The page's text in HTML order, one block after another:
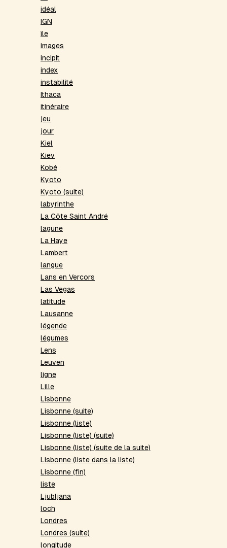
idéal
IGN
île
images
incipit
index
instabilité
Ithaca
itinéraire
jeu
jour
Kiel
Kiev
Kobé
Kyoto
Kyoto (suite)
labyrinthe
La Côte Saint André
lagune
La Haye
Lambert
langue
Lans en Vercors
Las Vegas
latitude
Lausanne
légende
légumes
Lens
Leuven
ligne
Lille
Lisbonne
Lisbonne (suite)
Lisbonne (liste)
Lisbonne (liste) (suite)
Lisbonne (liste) (suite de la suite)
Lisbonne (liste dans la liste)
Lisbonne (fin)
liste
Ljubljana
loch
Londres
Londres (suite)
longitude